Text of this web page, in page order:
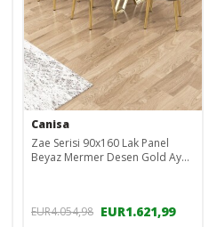
Canisa
Zae Serisi 90x160 Lak Panel
Beyaz Mermer Desen Gold Ayak
EUR4.054,98 EUR1.621,99